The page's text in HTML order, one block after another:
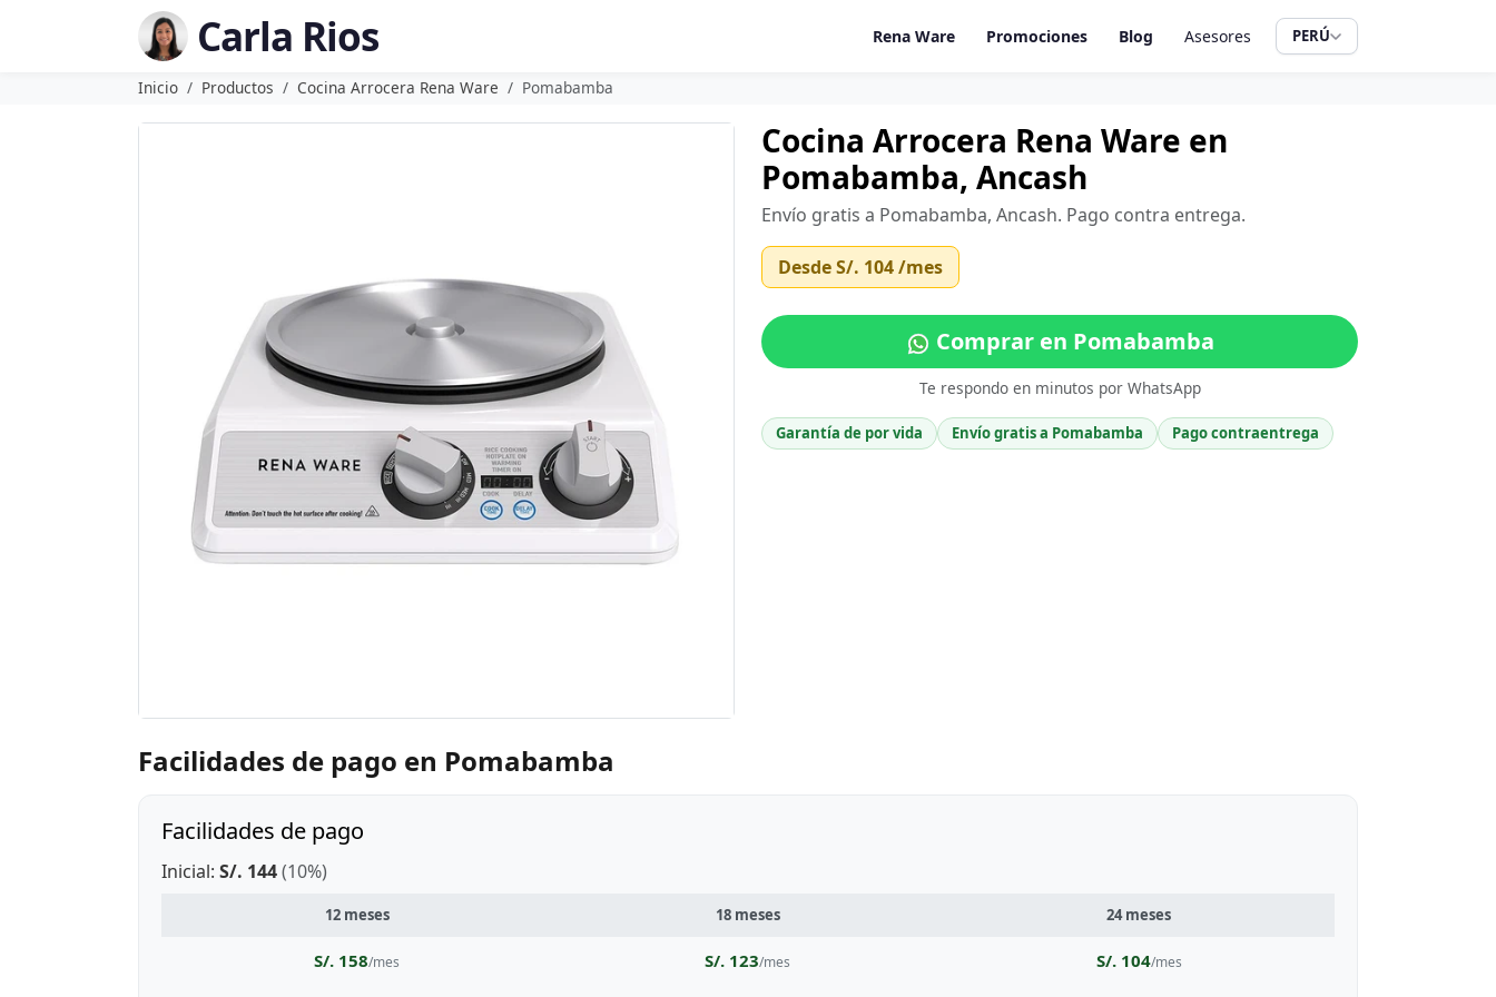
Carla Rios Rena Ware Promociones Blog Asesores PERÚ
Inicio Productos Cocina Arrocera Rena Ware Pomabamba
Cocina Arrocera Rena Ware en
Pomabamba, Ancash
Envío gratis a Pomabamba, Ancash. Pago contra entrega.
DesdeS/. 104/mes
Comprar en Pomabamba
Te respondo en minutos por WhatsApp
Garantía de por vida Envío gratis a Pomabamba Pago contraentrega
Facilidades de pago en Pomabamba
Facilidades de pago
Inicial: S/. 144(10%)
12 meses 18 meses 24 meses
S/. 158/mes S/. 123/mes S/. 104/mes